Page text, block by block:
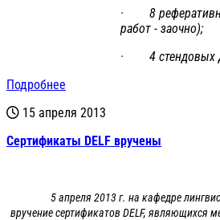
· 8
работ - заочно);
· 4 стендовых
Подробнее
15 апреля 2013
Сертификаты DELF вручены
5 апреля 2013 г. на кафедре
вручение сертификатов DELF, являющихся